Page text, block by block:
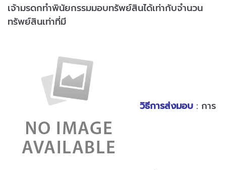
เจ้ามรดกทำพินัยกรรมมอบทรัพย์สินได้เท่ากับจำนวน
ทรัพย์สินเท่าที่มี
วิธีการส่งมอบ : การ